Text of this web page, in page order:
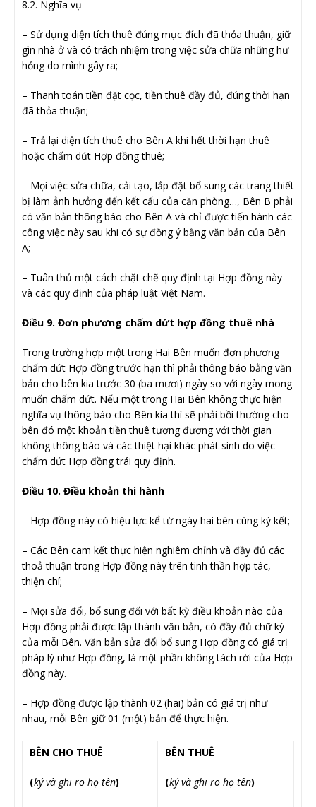
8.2. Nghĩa vụ
– Sử dụng diện tích thuê đúng mục đích đã thỏa thuận, giữ
gìn nhà ở và có trách nhiệm trong việc sửa chữa những hư
hỏng do mình gây ra;
– Thanh toán tiền đặt cọc, tiền thuê đầy đủ, đúng thời hạn
đã thỏa thuận;
– Trả lại diện tích thuê cho Bên A khi hết thời hạn thuê
hoặc chấm dứt Hợp đồng thuê;
– Mọi việc sửa chữa, cải tạo, lắp đặt bổ sung các trang thiết
bị làm ảnh hưởng đến kết cấu của căn phòng…, Bên B phải
có văn bản thông báo cho Bên A và chỉ được tiến hành các
công việc này sau khi có sự đồng ý bằng văn bản của Bên
A;
– Tuân thủ một cách chặt chẽ quy định tại Hợp đồng này
và các quy định của pháp luật Việt Nam.
Điều 9. Đơn phương chấm dứt hợp đồng thuê nhà
Trong trường hợp một trong Hai Bên muốn đơn phương
chấm dứt Hợp đồng trước hạn thì phải thông báo bằng văn
bản cho bên kia trước 30 (ba mươi) ngày so với ngày mong
muốn chấm dứt. Nếu một trong Hai Bên không thực hiện
nghĩa vụ thông báo cho Bên kia thì sẽ phải bồi thường cho
bên đó một khoản tiền thuê tương đương với thời gian
không thông báo và các thiệt hại khác phát sinh do việc
chấm dứt Hợp đồng trái quy định.
Điều 10. Điều khoản thi hành
– Hợp đồng này có hiệu lực kể từ ngày hai bên cùng ký kết;
– Các Bên cam kết thực hiện nghiêm chỉnh và đầy đủ các
thoả thuận trong Hợp đồng này trên tinh thần hợp tác,
thiện chí;
– Mọi sửa đổi, bổ sung đối với bất kỳ điều khoản nào của
Hợp đồng phải được lập thành văn bản, có đầy đủ chữ ký
của mỗi Bên. Văn bản sửa đổi bổ sung Hợp đồng có giá trị
pháp lý như Hợp đồng, là một phần không tách rời của Hợp
đồng này.
– Hợp đồng được lập thành 02 (hai) bản có giá trị như
nhau, mỗi Bên giữ 01 (một) bản để thực hiện.
BÊN CHO THUÊ
(ký và ghi rõ họ tên)
BÊN THUÊ
(ký và ghi rõ họ tên)